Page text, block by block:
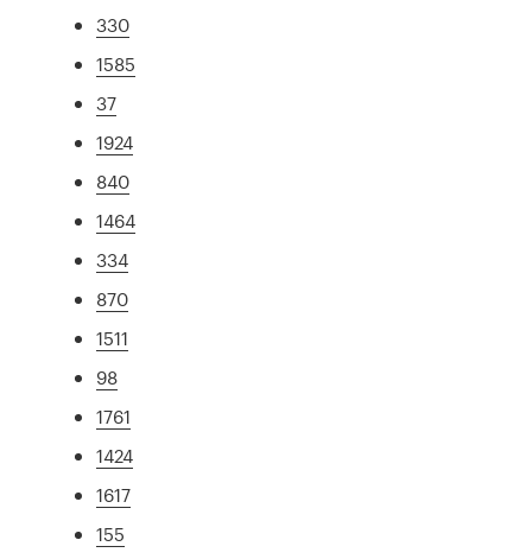
330
1585
37
1924
840
1464
334
870
1511
98
1761
1424
1617
155